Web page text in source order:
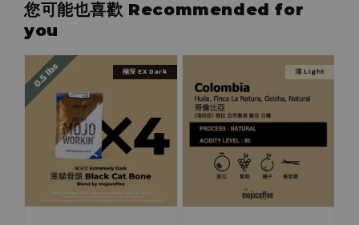
您可能也喜歡 Recommended for
you
極深 EX Dark 淺 Light